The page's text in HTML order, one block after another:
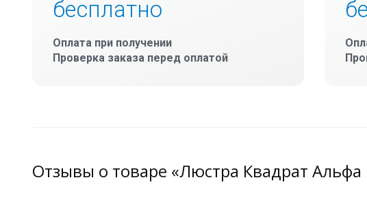
бесплатно
Оплата при получении
Проверка заказа перед оплатой
Отзывы о товаре «Люстра Квадрат